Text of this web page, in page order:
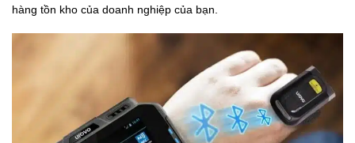
hàng tồn kho của doanh nghiệp của bạn.